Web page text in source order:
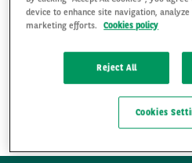
3000
VYBRAŤ TÚTO
device to enhance site navigation,
marketing efforts.
Cookies policy
Reject All
Cookies